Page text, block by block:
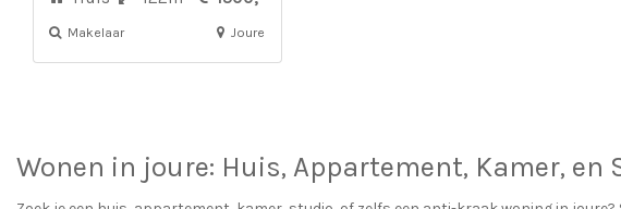
Makelaar Joure
Wonen in joure: Huis, Appartement, Kamer, en